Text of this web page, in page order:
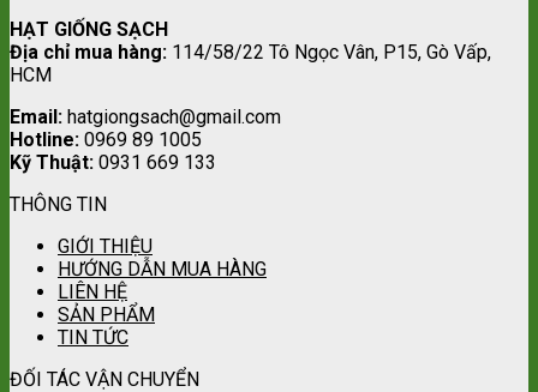
HẠT GIỐNG SẠCH
Địa chỉ mua hàng: 114/58/22 Tô Ngọc Vân, P15, Gò Vấp,
HCM
Email: hatgiongsach@gmail.com
Hotline: 0969 89 1005
Kỹ Thuật: 0931 669 133
THÔNG TIN
GIỚI THIỆU
HƯỚNG DẪN MUA HÀNG
LIÊN HỆ
SẢN PHẨM
TIN TỨC
ĐỐI TÁC VẬN CHUYỂN